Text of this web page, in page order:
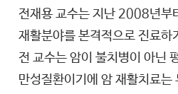
전재용 교수는 지난 2008년부
재활분야를 본격적으로 진료하
전 교수는 암이 불치병이 아닌
만성질환이기에 암 재활치료는